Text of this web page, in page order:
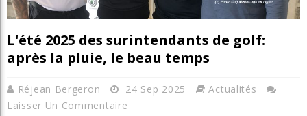
L'été 2025 des surintendants de golf:
après la pluie, le beau temps
Réjean Bergeron 24 Sep 2025
Actualités
Laisser Un Commentaire